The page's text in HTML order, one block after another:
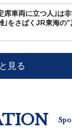
席車両に立つ人｣は
｣をさばくJR東海の"
見る